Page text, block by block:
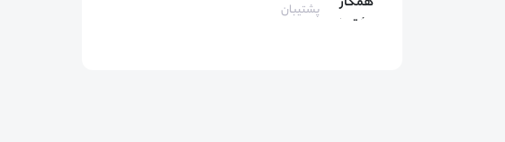
پشتیبان